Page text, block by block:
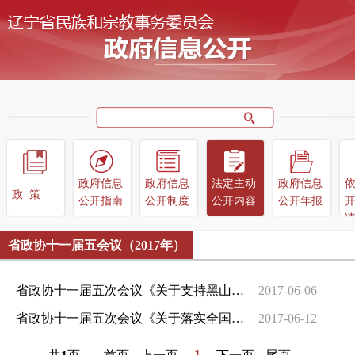
政策
政府信息
公开指南
政府信息
公开制度
法定主动
公开内容
政府信息
公开年报
请
省政协十一届五会议（2017年）
省政协十一届五次会议《关于支持黑山清真寺维修建设的建议》（0589号）... 2017-06-06
省政协十一届五次会议《关于落实全国宗教会议精神，支持我省爱国宗教团... 2017-06-12